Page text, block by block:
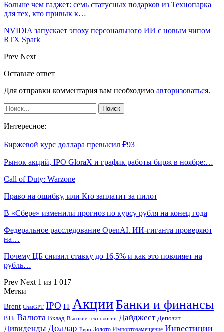
Больше чем гаджет: семь статусных подарков из Технопарка
для тех, кто привык к…
NVIDIA запускает эпоху персонального ИИ с новым чипом
RTX Spark
Prev Next
Оставьте ответ
Для отправки комментария вам необходимо авторизоваться.
Интересное:
Биржевой курс доллара превысил ₽93
Рынок акций, IPO GloraX и график работы бирж в ноябре:…
Call of Duty: Warzone
Право на ошибку, или Кто заплатит за пилот
В «Сбере» изменили прогноз по курсу рубля на конец года
Федеральное расследование OpenAI. ИИ-гиганта проверяют
на…
Почему ЦБ снизил ставку до 16,5% и как это повлияет на
рубль…
Prev Next 1 из 1 017
Метки
Brent ChatGPT IPO IT АкцииБанки и финансы
ВТБ Валюта Вклад Высокие технологии Дайджест Депозит
Дивиденды Доллар Евро Золото Импортозамещение Инвестиции